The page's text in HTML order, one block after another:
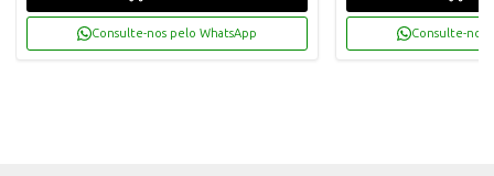
Consulte-nos pelo WhatsApp Consulte-nos